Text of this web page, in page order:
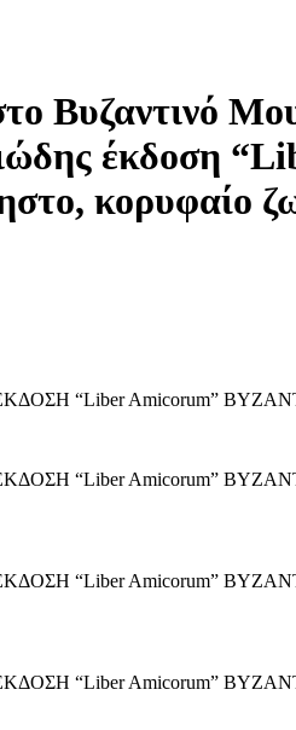
Βυζαντινό
έκδοση
κορυφαίο
“Liber Amicorum”
“Liber Amicorum”
“Liber Amicorum”
“Liber Amicorum”